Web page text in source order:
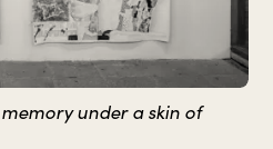
under a skin of